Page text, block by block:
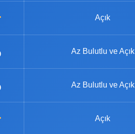
Açık
Az Bulutlu ve Açık
Az Bulutlu ve Açık
Açık